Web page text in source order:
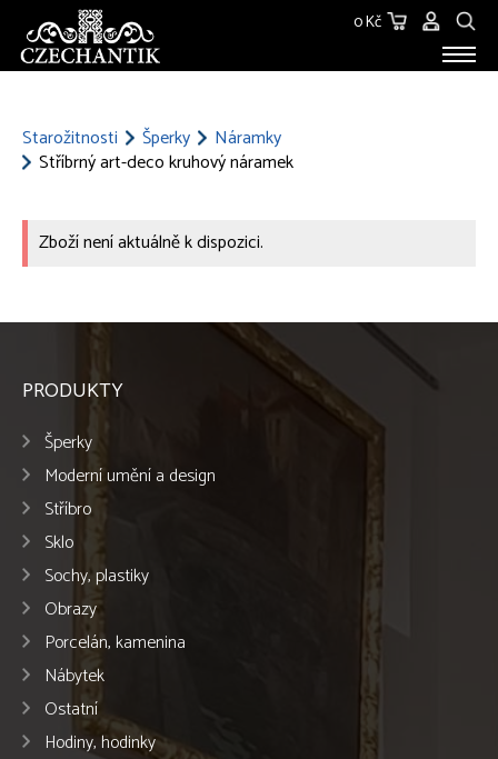
0 Kč
Starožitnosti Šperky
Náramky
Stříbrný art-deco kruhový náramek
Zboží není aktuálně k dispozici.
PRODUKTY
Šperky
Moderní umění a design
Stříbro
Sklo
Sochy, plastiky
Obrazy
Porcelán, kamenina
Nábytek
Ostatní
Hodiny, hodinky